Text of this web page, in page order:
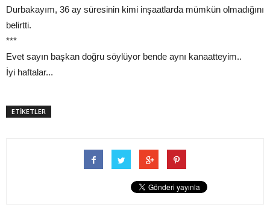
Durbakayım, 36 ay süresinin kimi inşaatlarda mümkün olmadığını
belirtti.
***
Evet sayın başkan doğru söylüyor bende aynı kanaatteyim..
İyi haftalar...
ETİKETLER